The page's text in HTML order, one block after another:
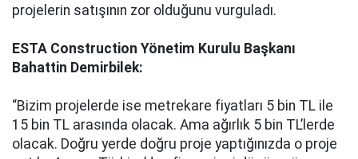
projelerin satışının zor olduğunu vurguladı.
ESTA Construction Yönetim Kurulu Başkanı
Bahattin Demirbilek:
“Bizim projelerde ise metrekare fiyatları 5 bin TL ile
15 bin TL arasında olacak. Ama ağırlık 5 bin TL’lerde
olacak. Doğru yerde doğru proje yaptığınızda o proje